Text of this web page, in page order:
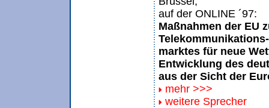
auf der ONLINE ´97:
Maßnahmen der EU
Telekommunikations-
marktes für neue
Entwicklung des
aus der Sicht der
mehr >>>
weitere Sprecher